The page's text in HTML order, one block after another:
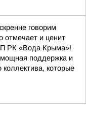
говорим
отмечает и ценит
РК «Вода Крыма»!
поддержка и
коллектива, которые